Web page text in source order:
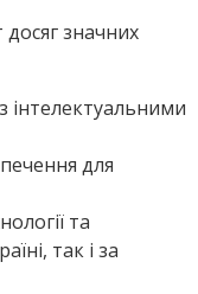
значних
з інтелектуальними
для
та
так і за